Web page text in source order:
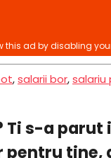
,salarii bor,salariu
Ti s-a parut
pentru tine,